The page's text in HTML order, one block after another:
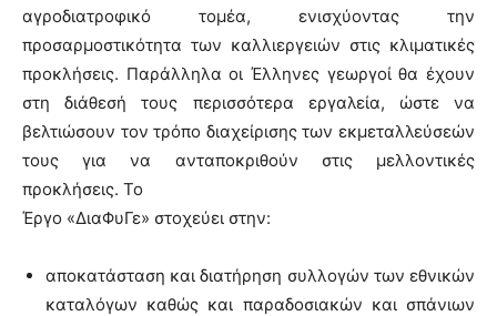
αγροδιατροφικό τομέα, ενισχύοντας την
προσαρμοστικότητα των καλλιεργειών στις κλιματικές
προκλήσεις. Παράλληλα οι Έλληνες γεωργοί θα έχουν
στη διάθεσή τους περισσότερα εργαλεία, ώστε να
βελτιώσουν τον τρόπο διαχείρισης των εκμεταλλεύσεών
τους για να ανταποκριθούν στις μελλοντικές
προκλήσεις. Το
Έργο «ΔιαΦυΓε» στοχεύει στην:
αποκατάσταση και διατήρηση συλλογών των εθνικών
καταλόγων καθώς και παραδοσιακών και σπάνιων